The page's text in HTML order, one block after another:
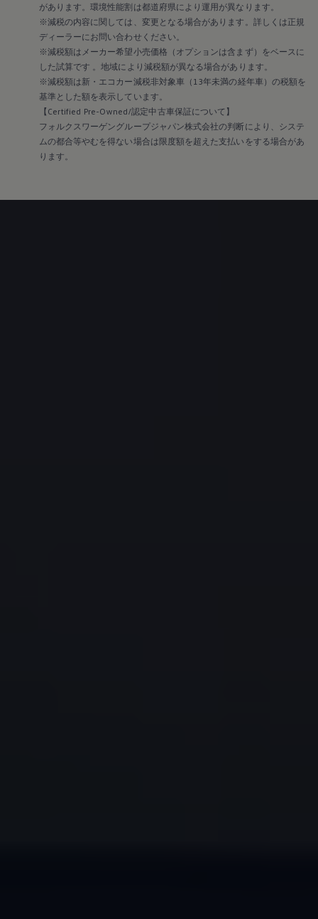
があります。環境性能割は都道府県により運用が異なります。
※減税の内容に関しては、変更となる場合があります。詳しくは正規
ディーラーにお問い合わせください。
※減税額はメーカー希望小売価格（オプションは含まず）をベースに
した試算です 。地域により減税額が異なる場合があります。
※減税額は新・エコカー減税非対象車（13年未満の経年車）の税額を
基準とした額を表示しています。
【Certified Pre-Owned/認定中古車保証について】
フォルクスワーゲングループジャパン株式会社の判断により、システ
ムの都合等やむを得ない場合は限度額を超えた支払いをする場合があ
ります。